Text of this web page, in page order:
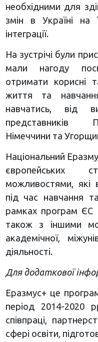
необхідними для
змін в Україні на
інтеграції.
На зустрічі були
мали нагоду
отримати корисні
життя та
навчатись, від
представників
Німеччини та
Національний
європейських
можливостями, які
під час навчання
рамках програм ЄС
також з іншими
академічної,
діяльності.
Для додаткової
Еразмус+ це
період 2014-2020
співпраці,
сфері освіти,